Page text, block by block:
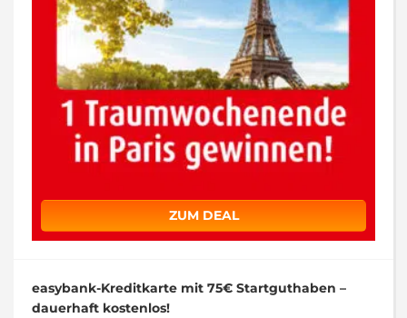
ZUM DEAL
easybank-Kreditkarte mit 75€ Startguthaben –
dauerhaft kostenlos!